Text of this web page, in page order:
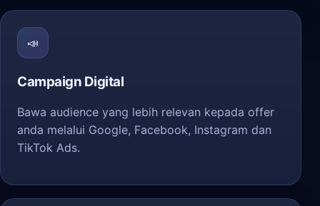
📣
Campaign Digital
Bawa audience yang lebih relevan kepada offer
anda melalui Google, Facebook, Instagram dan
TikTok Ads.